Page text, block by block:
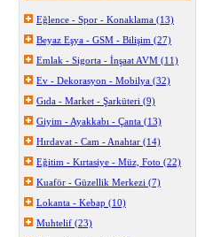
Eğlence - Spor - Konaklama (13)
Beyaz Eşya - GSM - Bilişim (27)
Emlak - Sigorta - İnşaat AVM (11)
Ev - Dekorasyon - Mobilya (32)
Gıda - Market - Şarküteri (9)
Giyim - Ayakkabı - Çanta (13)
Hırdavat - Cam - Anahtar (14)
Eğitim - Kırtasiye - Müz, Foto (22)
Kuaför - Güzellik Merkezi (7)
Lokanta - Kebap (10)
Muhtelif (23)